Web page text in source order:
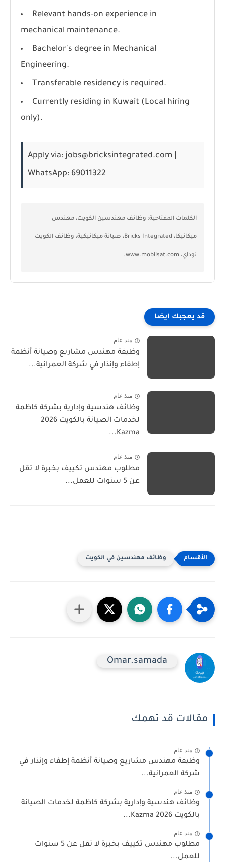
Relevant hands-on experience in
mechanical maintenance.
Bachelor's degree in Mechanical
Engineering.
Transferable residency is required.
Currently residing in Kuwait (Local hiring
only).
Apply via: jobs@bricksintegrated.com |
WhatsApp: 69011322
الكلمات المفتاحية: وظائف مهندسين الكويت، مهندس
ميكانيكا، Bricks Integrated، صيانة ميكانيكية، وظائف الكويت
توداي، www.mobiisat.com.
قد يعجبك ايضا
منذ عام
وظيفة مهندس مشاريع وصيانة أنظمة
إطفاء وإنذار في شركة العمرانية...
منذ عام
وظائف هندسية وإدارية بشركة كاظمة
لخدمات الصيانة بالكويت 2026
Kazma...
منذ عام
مطلوب مهندس تكييف بخبرة لا تقل
عن 5 سنوات للعمل...
وظائف مهندسين في الكويت
Omar.samada
مقالات قد تهمك
منذ عام
وظيفة مهندس مشاريع وصيانة أنظمة إطفاء وإنذار في
شركة العمرانية...
منذ عام
وظائف هندسية وإدارية بشركة كاظمة لخدمات الصيانة
بالكويت 2026 Kazma...
منذ عام
مطلوب مهندس تكييف بخبرة لا تقل عن 5 سنوات
للعمل...